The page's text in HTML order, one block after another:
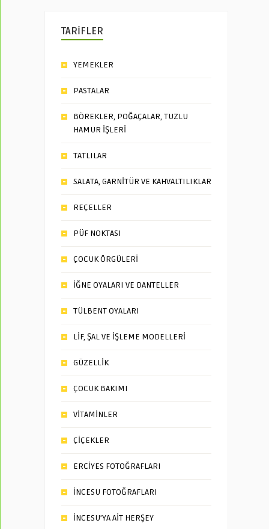
TARİFLER
YEMEKLER
PASTALAR
BÖREKLER, POĞAÇALAR, TUZLU
HAMUR İŞLERİ
TATLILAR
SALATA, GARNİTÜR VE KAHVALTILIKLAR
REÇELLER
PÜF NOKTASI
ÇOCUK ÖRGÜLERİ
İĞNE OYALARI VE DANTELLER
TÜLBENT OYALARI
LİF, ŞAL VE İŞLEME MODELLERİ
GÜZELLİK
ÇOCUK BAKIMI
VİTAMİNLER
ÇİÇEKLER
ERCİYES FOTOĞRAFLARI
İNCESU FOTOĞRAFLARI
İNCESU’YA AİT HERŞEY